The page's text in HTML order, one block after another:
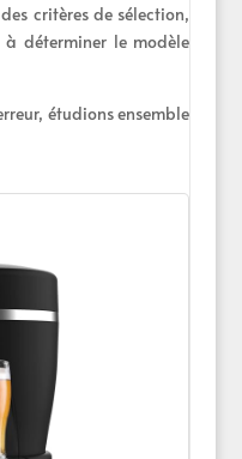
critères de sélection,
déterminer le modèle
étudions ensemble